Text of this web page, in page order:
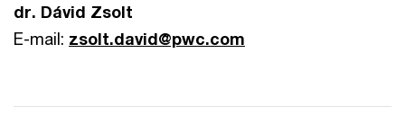
dr. Dávid Zsolt
E-mail: zsolt.david@pwc.com